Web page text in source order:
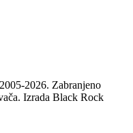
2026. Zabranjeno
Izrada Black Rock